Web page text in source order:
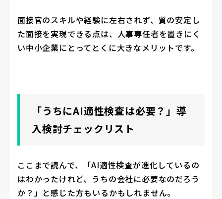
面接官のスキルや経験に左右されず、質の安定し
た面接を実現できる点は、人事専任者を置きにく
い中小企業にとってとくに大きなメリットです。
「うちにAI適性検査は必要？」導
入検討チェックリスト
ここまで読んで、「AI適性検査が進化しているの
はわかったけれど、うちの会社に必要なのだろう
か？」と感じた方もいるかもしれません。